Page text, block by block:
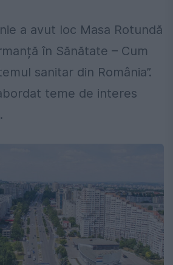
a avut loc Masa Rotundă
în Sănătate – Cum
sanitar din România”.
teme de interes